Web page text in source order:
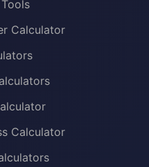
Calculator
Calculator